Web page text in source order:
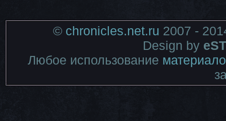
© chronicles.net.ru 2007 -
Design by
Любое использование